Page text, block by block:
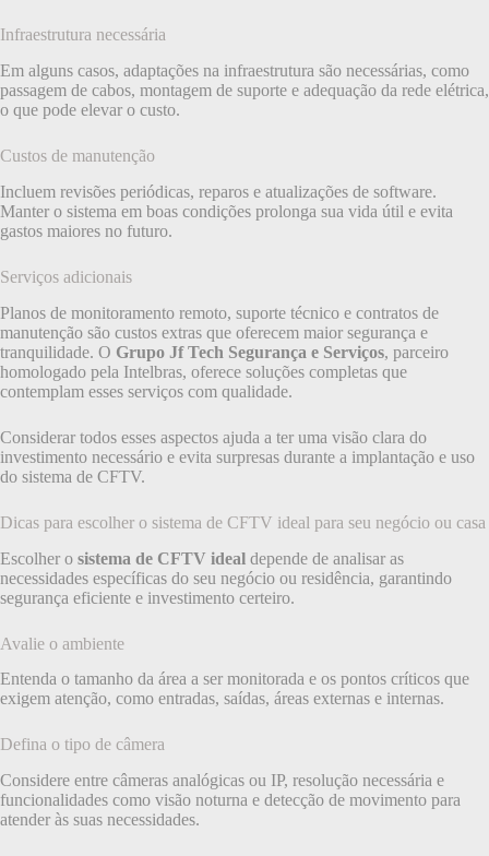
Infraestrutura necessária
Em alguns casos, adaptações na infraestrutura são necessárias, como
passagem de cabos, montagem de suporte e adequação da rede elétrica,
o que pode elevar o custo.
Custos de manutenção
Incluem revisões periódicas, reparos e atualizações de software.
Manter o sistema em boas condições prolonga sua vida útil e evita
gastos maiores no futuro.
Serviços adicionais
Planos de monitoramento remoto, suporte técnico e contratos de
manutenção são custos extras que oferecem maior segurança e
tranquilidade. O Grupo Jf Tech Segurança e Serviços, parceiro
homologado pela Intelbras, oferece soluções completas que
contemplam esses serviços com qualidade.
Considerar todos esses aspectos ajuda a ter uma visão clara do
investimento necessário e evita surpresas durante a implantação e uso
do sistema de CFTV.
Dicas para escolher o sistema de CFTV ideal para seu negócio ou casa
Escolher o sistema de CFTV ideal depende de analisar as
necessidades específicas do seu negócio ou residência, garantindo
segurança eficiente e investimento certeiro.
Avalie o ambiente
Entenda o tamanho da área a ser monitorada e os pontos críticos que
exigem atenção, como entradas, saídas, áreas externas e internas.
Defina o tipo de câmera
Considere entre câmeras analógicas ou IP, resolução necessária e
funcionalidades como visão noturna e detecção de movimento para
atender às suas necessidades.